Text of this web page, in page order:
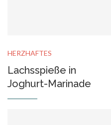
HERZHAFTES
Lachsspieße in
Joghurt-Marinade